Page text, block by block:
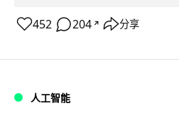
452 204 ↗ 分享
人工智能